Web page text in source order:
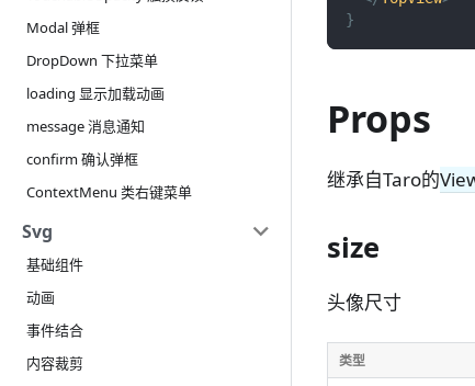
Modal 弹框
DropDown 下拉菜单
loading 显示加载动画
message 消息通知
confirm 确认弹框
ContextMenu 类右键菜单
Svg
基础组件
动画
事件结合
内容裁剪
}
Props
继承自Taro的
size
头像尺寸
类型